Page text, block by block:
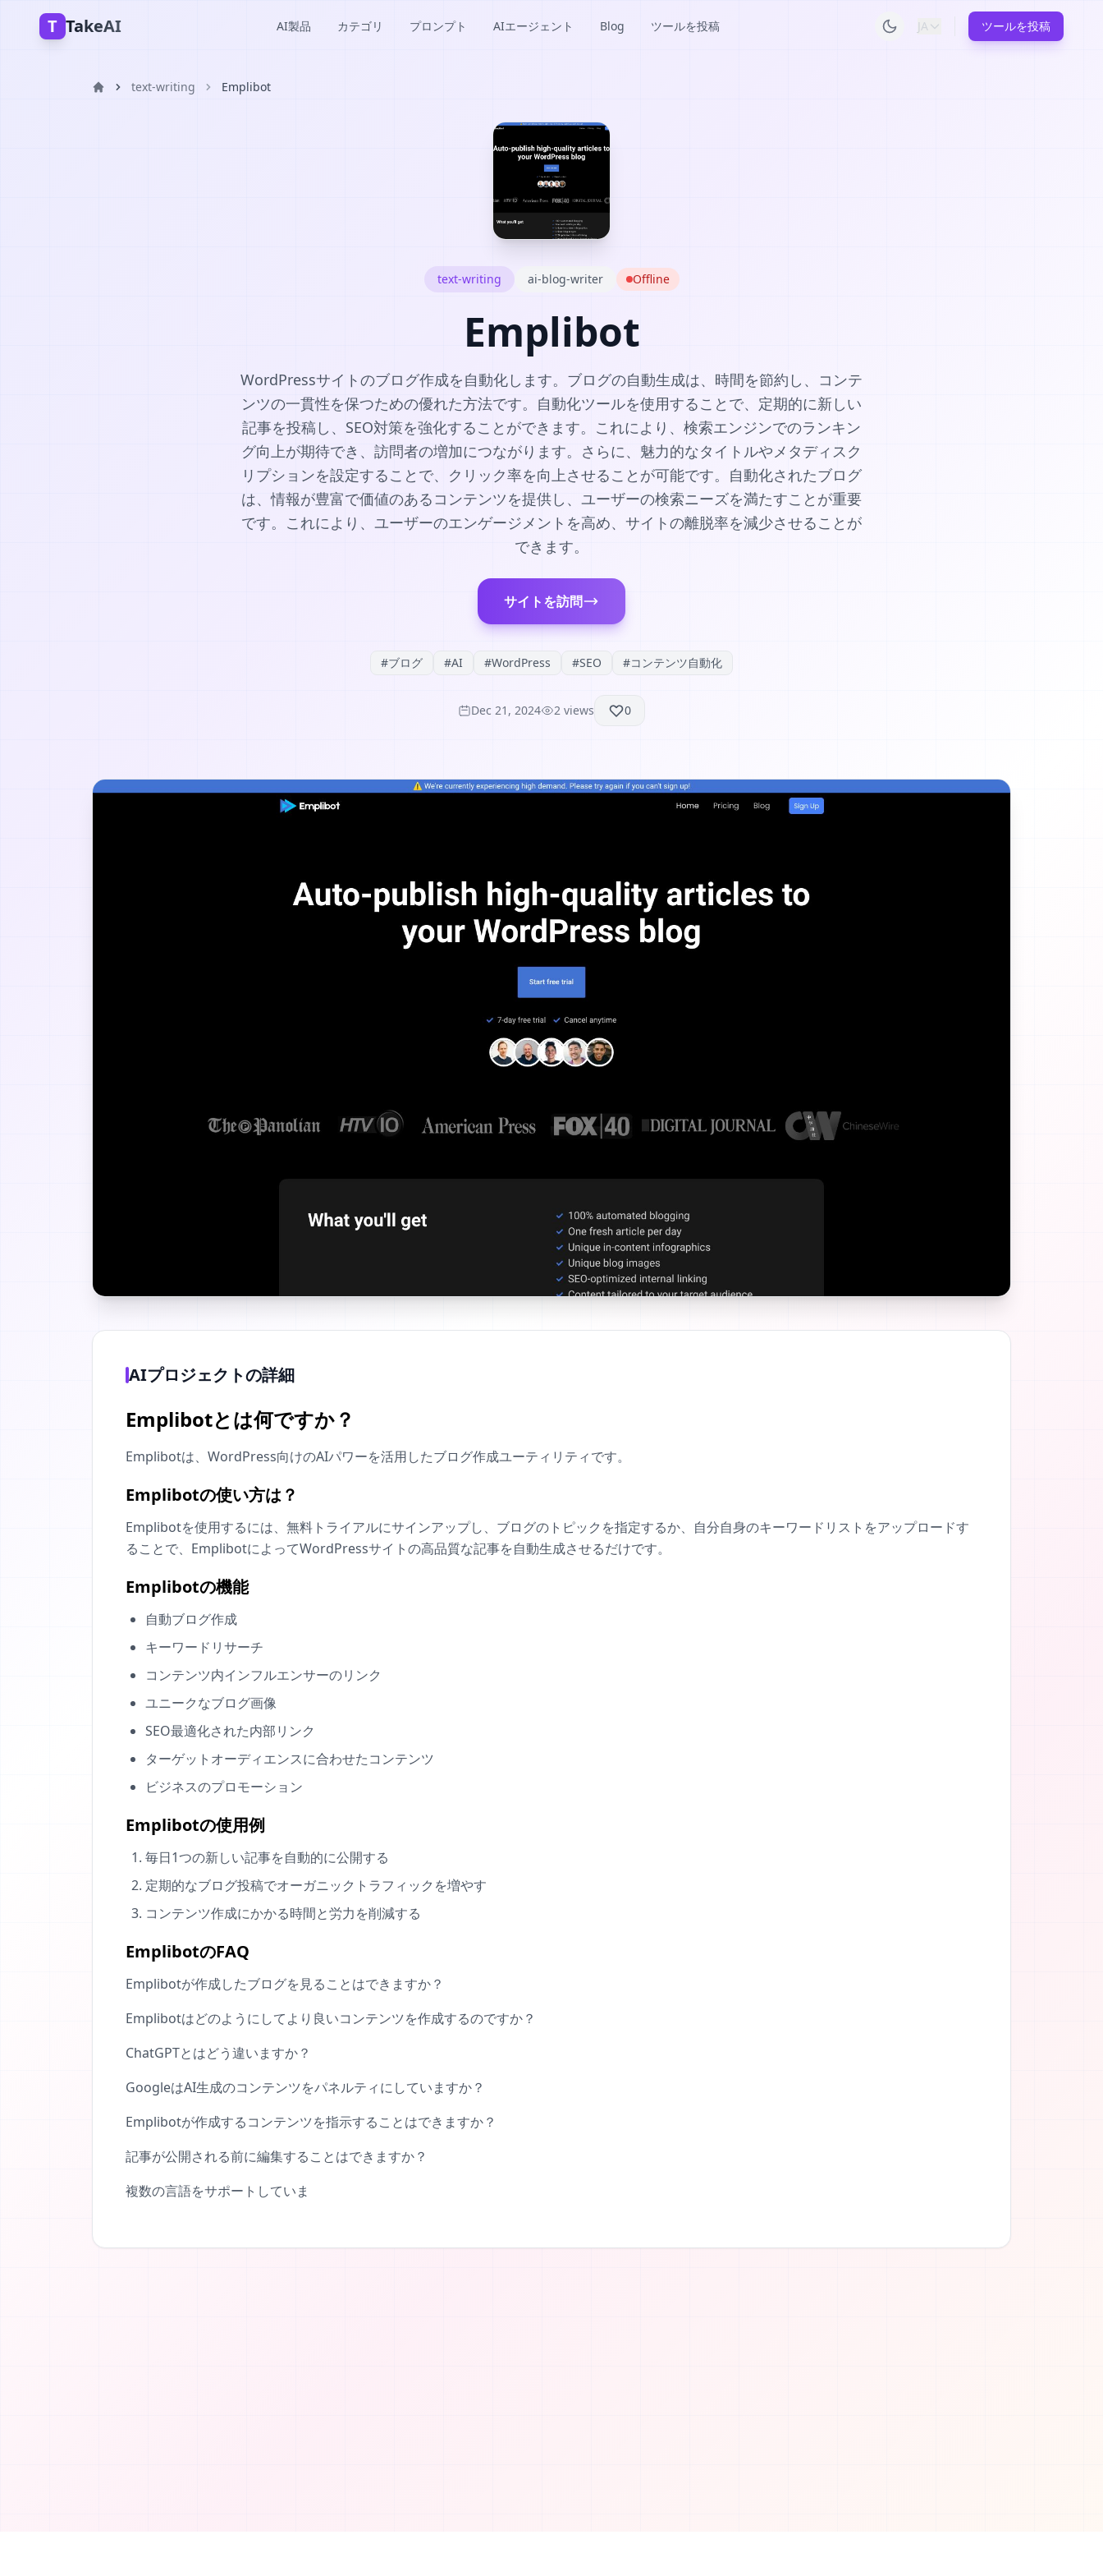
T TakeAI AI製品 カテゴリ プロンプト AIエージェント Blog ツールを投稿 JA ツールを投稿
text-writing Emplibot
text-writing ai-blog-writer Offline
Emplibot
WordPressサイトのブログ作成を自動化します。ブログの自動生成は、時間を節約し、コンテ
ンツの一貫性を保つための優れた方法です。自動化ツールを使用することで、定期的に新しい
記事を投稿し、SEO対策を強化することができます。これにより、検索エンジンでのランキン
グ向上が期待でき、訪問者の増加につながります。さらに、魅力的なタイトルやメタディスク
リプションを設定することで、クリック率を向上させることが可能です。自動化されたブログ
は、情報が豊富で価値のあるコンテンツを提供し、ユーザーの検索ニーズを満たすことが重要
です。これにより、ユーザーのエンゲージメントを高め、サイトの離脱率を減少させることが
できます。
サイトを訪問
#ブログ #AI #WordPress #SEO #コンテンツ自動化
Dec 21, 2024 2 views 0
AIプロジェクトの詳細
Emplibotとは何ですか？
Emplibotは、WordPress向けのAIパワーを活用したブログ作成ユーティリティです。
Emplibotの使い方は？
Emplibotを使用するには、無料トライアルにサインアップし、ブログのトピックを指定するか、自分自身のキーワードリストをアップロードす
ることで、EmplibotによってWordPressサイトの高品質な記事を自動生成させるだけです。
Emplibotの機能
自動ブログ作成
キーワードリサーチ
コンテンツ内インフルエンサーのリンク
ユニークなブログ画像
SEO最適化された内部リンク
ターゲットオーディエンスに合わせたコンテンツ
ビジネスのプロモーション
Emplibotの使用例
毎日1つの新しい記事を自動的に公開する
定期的なブログ投稿でオーガニックトラフィックを増やす
コンテンツ作成にかかる時間と労力を削減する
EmplibotのFAQ
Emplibotが作成したブログを見ることはできますか？
Emplibotはどのようにしてより良いコンテンツを作成するのですか？
ChatGPTとはどう違いますか？
GoogleはAI生成のコンテンツをパネルティにしていますか？
Emplibotが作成するコンテンツを指示することはできますか？
記事が公開される前に編集することはできますか？
複数の言語をサポートしていま